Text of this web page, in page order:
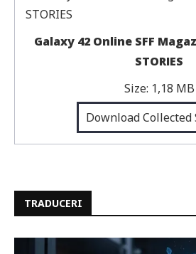
Galaxy 42 Online SFF
STORIES
Size: 1,18 MB
Download Collected
TRADUCERI